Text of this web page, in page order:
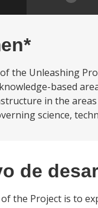
the Unleashing
based
in the
science,
de
the Project is to